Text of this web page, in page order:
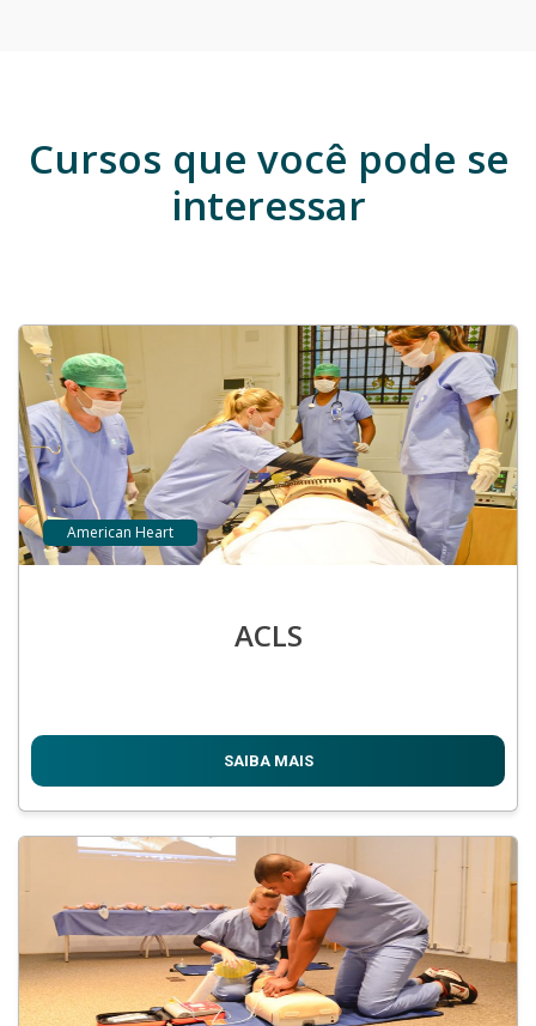
Cursos que você pode se
interessar
American Heart
ACLS
SAIBA MAIS